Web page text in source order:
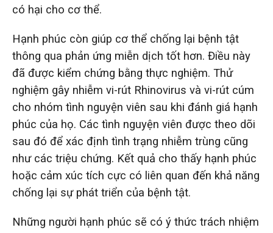
có hại cho cơ thể.
Hạnh phúc còn giúp cơ thể chống lại bệnh tật
thông qua phản ứng miễn dịch tốt hơn. Điều này
đã được kiểm chứng bằng thực nghiệm. Thử
nghiệm gây nhiễm vi-rút Rhinovirus và vi-rút cúm
cho nhóm tình nguyện viên sau khi đánh giá hạnh
phúc của họ. Các tình nguyện viên được theo dõi
sau đó để xác định tình trạng nhiễm trùng cũng
như các triệu chứng. Kết quả cho thấy hạnh phúc
hoặc cảm xúc tích cực có liên quan đến khả năng
chống lại sự phát triển của bệnh tật.
Những người hạnh phúc sẽ có ý thức trách nhiệm